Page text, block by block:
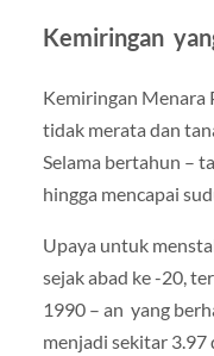
Kemiringan
Kemiringan Menara
tidak merata dan
Selama bertahun –
hingga mencapai
Upaya untuk
sejak abad ke -20,
1990 – an yang
menjadi sekitar 3.97